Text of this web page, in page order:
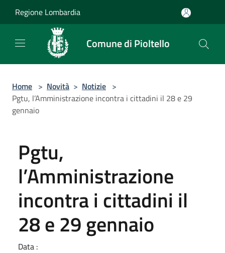
Regione Lombardia
Comune di Pioltello
Home > Novità > Notizie >
Pgtu, l’Amministrazione incontra i cittadini il 28 e 29
gennaio
Pgtu,
l’Amministrazione
incontra i cittadini il
28 e 29 gennaio
Data :